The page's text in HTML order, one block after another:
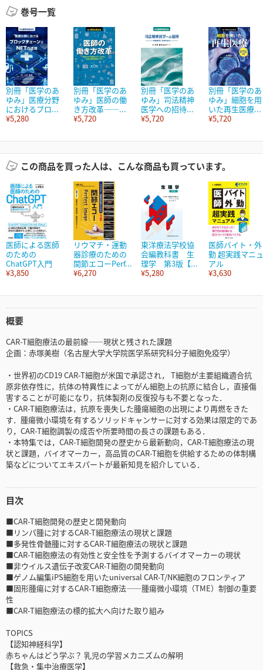
巻号一覧
別冊「医学のあ
ゆみ」医療分野
におけるブロ...
¥5,280
別冊「医学のあ
ゆみ」医師の働
き方改革――...
¥5,720
別冊「医学のあ
ゆみ」司法精神
医学への招待...
¥5,720
別冊「医学のあ
ゆみ」細胞を用
いた再生医療...
¥5,720
この商品を買った人は、こんな商品も買っています。
医師による医師
のための
ChatGPT入門
¥3,850
リウマチ・運動
器診療のための
関節エコーPerf...
¥6,270
東洋療法学校協
会編教科書 生
理学 第3版【...
¥5,280
医師バイト・外
勤 超実践マニュ
アル
¥3,630
概要
CAR-T細胞療法の最前線――現状と残された課題
企画：赤塚美樹（名古屋大学大学院医学系研究科分子細胞免疫学）
・世界初のCD19 CAR-T細胞が米国で承認され， T細胞が主要組織適合抗
原非依存性に，抗体の特異性によってがん細胞上の抗原に結合し，直接傷
害することが可能になり，抗体製剤の反復投与も不要となった．
・CAR-T細胞療法は，抗原を喪失した腫瘍細胞の出現により再燃をきた
す．腫瘍微小環境を有するソリッドキャンサーに対する効果は限定的であ
り，CAR-T細胞調製の成否や所要時間の長さの課題もある．
・本特集では，CAR-T細胞開発の歴史から最新動向，CAR-T細胞療法の現
状と課題，バイオマーカー，高品質のCAR-T細胞を供給するための体制構
築などについてエキスパートが最新知見を紹介している．
目次
■CAR-T細胞開発の歴史と開発動向
■リンパ腫に対するCAR-T細胞療法の現状と課題
■多発性骨髄腫に対するCAR-T細胞療法の現状と課題
■CAR-T細胞療法の有効性と安全性を予測するバイオマーカーの現状
■非ウイルス遺伝子改変CAR-T細胞の開発動向
■ゲノム編集iPS細胞を用いたuniversal CAR-T/NK細胞のフロンティア
■固形腫瘍に対するCAR-T細胞療法――腫瘍微小環境（TME）制御の重要
性
■CAR-T細胞療法の標的拡大へ向けた取り組み
TOPICS
【認知神経科学】
赤ちゃんはどう学ぶ？ 乳児の学習メカニズムの解明
【救急・集中治療医学】